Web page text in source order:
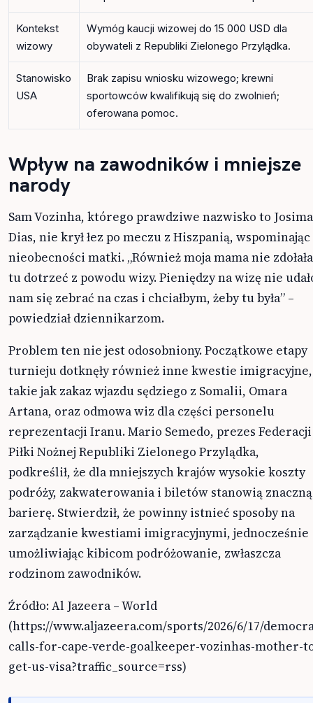
Kontekst
wizowy
Wymóg kaucji wizowej do 15 000 USD dla
obywateli z Republiki Zielonego Przylądka.
Stanowisko
USA
Brak zapisu wniosku wizowego; krewni
sportowców kwalifikują się do zwolnień;
oferowana pomoc.
Wpływ na zawodników i mniejsze
narody
Sam Vozinha, którego prawdziwe nazwisko to
Dias, nie krył łez po meczu z Hiszpanią, wspominając
nieobecności matki. „Również moja mama nie zdołała
tu dotrzeć z powodu wizy. Pieniędzy na wizę nie
nam się zebrać na czas i chciałbym, żeby tu była” –
powiedział dziennikarzom.
Problem ten nie jest odosobniony. Początkowe etapy
turnieju dotknęły również inne kwestie imigracyjne,
takie jak zakaz wjazdu sędziego z Somalii, Omara
Artana, oraz odmowa wiz dla części personelu
reprezentacji Iranu. Mario Semedo, prezes Federacji
Piłki Nożnej Republiki Zielonego Przylądka,
podkreślił, że dla mniejszych krajów wysokie koszty
podróży, zakwaterowania i biletów stanowią znaczną
barierę. Stwierdził, że powinny istnieć sposoby na
zarządzanie kwestiami imigracyjnymi, jednocześnie
umożliwiając kibicom podróżowanie, zwłaszcza
rodzinom zawodników.
Źródło: Al Jazeera – World
(https://www.aljazeera.com/sports/2026/6/17/
calls-for-cape-verde-goalkeeper-vozinhas-mother-
get-us-visa?traffic_source=rss)